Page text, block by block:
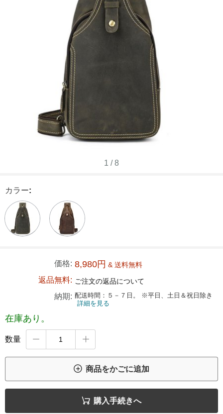
1 /8
カラー:
価格: 8,980円 & 送料無料
返品無料: ご注文の返品について
納期: 配送時間：５－７日。 ※平日、土日＆祝日除き
詳細を見る
在庫あり。
数量  
 商品をかごに追加
 購入手続きへ